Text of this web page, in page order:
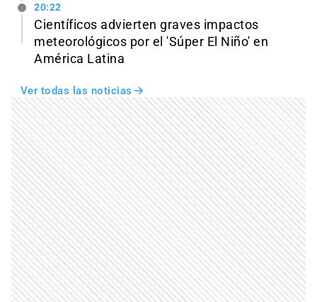
20:22
Científicos advierten graves impactos
meteorológicos por el 'Súper El Niño' en
América Latina
Ver todas las noticias